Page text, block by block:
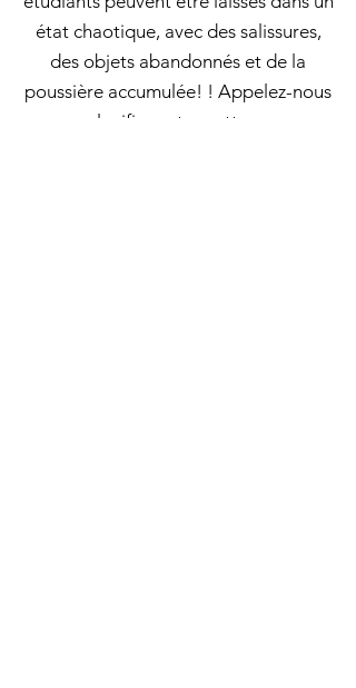
état chaotique, avec des salissures,
des objets abandonnés et de la
poussière accumulée! ! Appelez-nous
pour planifier votre nettoyage en